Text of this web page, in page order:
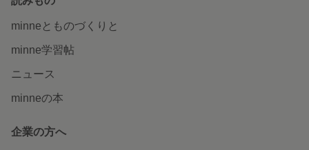
minneとものづくりと
minne学習帖
ニュース
minneの本
企業の方へ